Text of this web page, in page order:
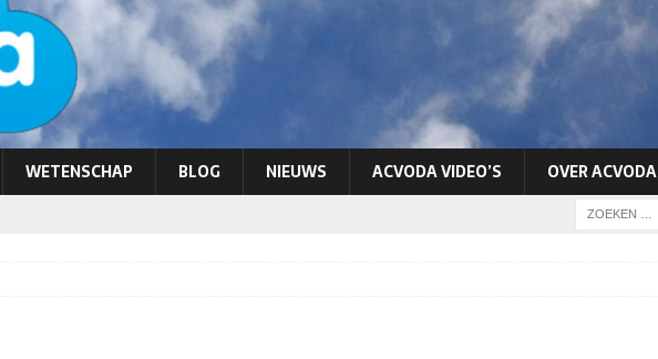
WETENSCHAP BLOG NIEUWS ACVODA VIDEO’S OVER ACVODA